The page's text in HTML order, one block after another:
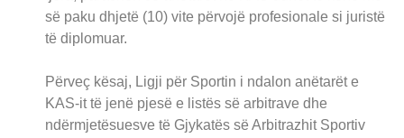
së paku dhjetë (10) vite përvojë profesionale si juristë
të diplomuar.
Përveç kësaj, Ligji për Sportin i ndalon anëtarët e
KAS-it të jenë pjesë e listës së arbitrave dhe
ndërmjetësuesve të Gjykatës së Arbitrazhit Sportiv